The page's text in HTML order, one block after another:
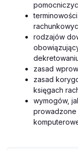
rodzajów
zasad
zasad
księgach
wymogów,
prowadzone